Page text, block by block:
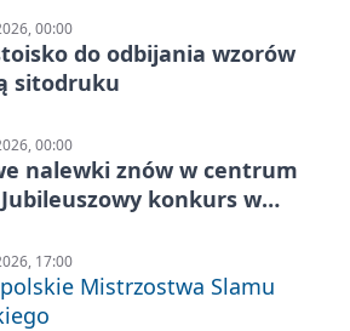
00:00
do odbijania wzorów
sitodruku
00:00
nalewki znów w centrum
konkurs w
17:00
Mistrzostwa Slamu